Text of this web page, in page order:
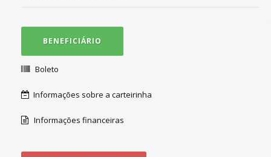
BENEFICIÁRIO
Boleto
Informações sobre a carteirinha
Informações financeiras